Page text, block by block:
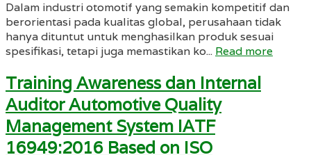
Dalam industri otomotif yang semakin kompetitif dan
berorientasi pada kualitas global, perusahaan tidak
hanya dituntut untuk menghasilkan produk sesuai
spesifikasi, tetapi juga memastikan ko... Read more
Training Awareness dan Internal
Auditor Automotive Quality
Management System IATF
16949:2016 Based on ISO